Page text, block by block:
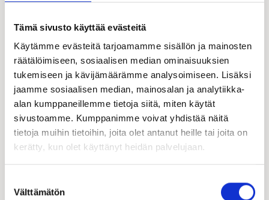
Tämä sivusto käyttää evästeitä
Käytämme evästeitä tarjoamamme sisällön ja mainosten
räätälöimiseen, sosiaalisen median ominaisuuksien
tukemiseen ja kävijämäärämme analysoimiseen. Lisäksi
jaamme sosiaalisen median, mainosalan ja analytiikka-
alan kumppaneillemme tietoja siitä, miten käytät
sivustoamme. Kumppanimme voivat yhdistää näitä
tietoja muihin tietoihin, joita olet antanut heille tai joita on
kerätty, kun olet käyttänyt heidän palvelujaan.
valinta
Välttämätön
radikaalisti. Yhtiön strategiana ja tavoitteena on
hiilinegatiivisenliiketoiminnan kehittäminen
materiaalitehokkuuden, tuotantomenetelmien ja
digitaalisuuden keinoin. Yhtiö tavoittelee merkittävää
orgaanista kasvua tavoitteenaanylläpitää vahvaa
kannattavuutta pitkällä aikavälillä. LapWallin
liikevaihtovuodelta 2022 oli 52,5 (2021: 35,5) miljoonaa
euroa ja käyttökate (EBITDA) oli 9,5 (6,1) miljoonaa euroa.